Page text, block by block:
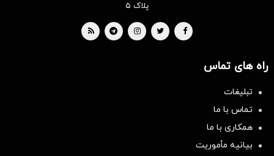
پلاک ۵
راه های تماس
تبلیغات
تماس با ما
همکاری با ما
بیانیه مأموریت